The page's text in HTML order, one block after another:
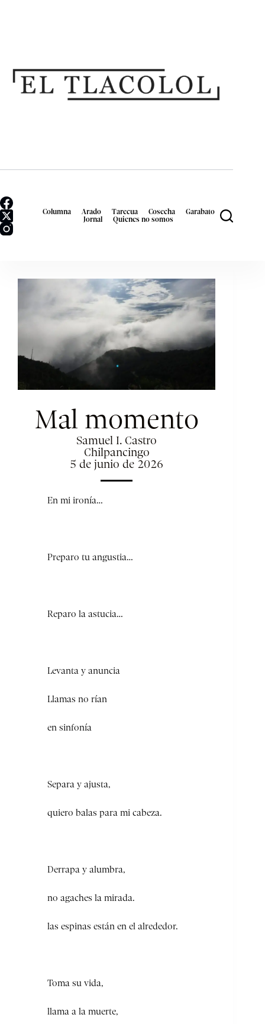
Columna Arado Tarecua Cosecha
Garabato
Jornal
Quienes no somos
Mal momento
Samuel I. Castro
Chilpancingo
5 de junio de 2026
En mi ironía…
Preparo tu angustia…
Reparo la astucia…
Levanta y anuncia
Llamas no rían
en sinfonía
Separa y ajusta,
quiero balas para mi cabeza.
Derrapa y alumbra,
no agaches la mirada.
las espinas están en el alrededor.
Toma su vida,
llama a la muerte,